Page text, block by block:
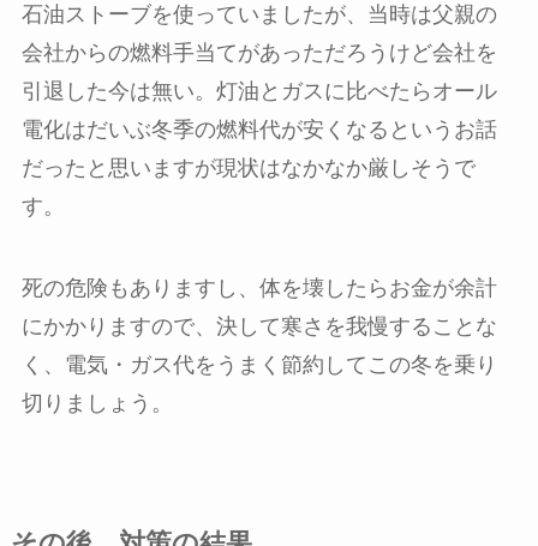
石油ストーブを使っていましたが、当時は父親の
会社からの燃料手当てがあっただろうけど会社を
引退した今は無い。灯油とガスに比べたらオール
電化はだいぶ冬季の燃料代が安くなるというお話
だったと思いますが現状はなかなか厳しそうで
す。
死の危険もありますし、体を壊したらお金が余計
にかかりますので、決して寒さを我慢することな
く、電気・ガス代をうまく節約してこの冬を乗り
切りましょう。